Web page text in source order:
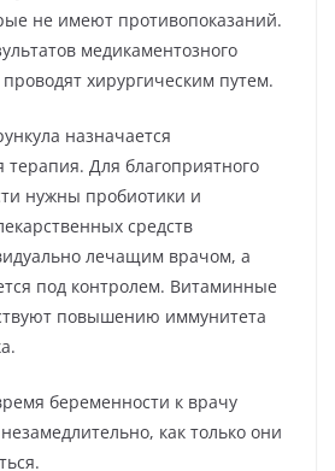
не имеют противопоказаний.
медикаментозного
хирургическим путем.
назначается
терапия. Для благоприятного
нужны пробиотики и
средств
лечащим врачом, а
под контролем. Витаминные
повышению иммунитета
беременности к врачу
как только они